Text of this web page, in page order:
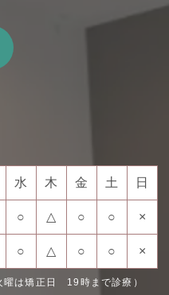
水 木 金 土 日
○ △ ○ ○ ×
○ △ ○ ○ ×
曜は矯正日 19時まで診療）